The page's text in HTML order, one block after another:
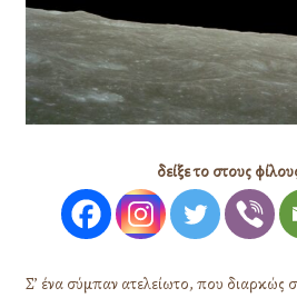
δείξε το στους
Σ’ ένα σύμπαν ατελείωτο, που διαρκώς